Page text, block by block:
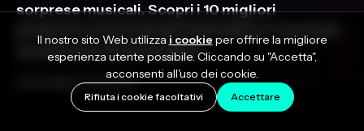
sorprese musicali. Scopri i 10 migliori
accattivanti di quest'anno.
December 20, 2023
Il nostro sito Web utilizza i cookie per offrire la migliore
esperienza utente possibile. Cliccando su "Accetta",
acconsenti all'uso dei cookie.
Rifiuta i cookie facoltativi Accettare